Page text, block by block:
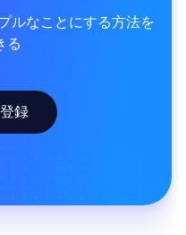
ルなことにする方法を
る
録